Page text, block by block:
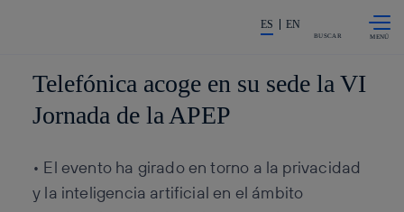
La acción en accionistas e
ES EN
BUSCAR
Telefónica acoge en su sede la VI
Jornada de la APEP
• El evento ha girado en torno a la privacidad
y la inteligencia artificial en el ámbito